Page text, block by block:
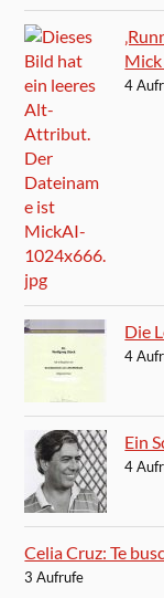
Mick
4
Die
4
Ein
4
Celia Cruz: Te
3 Aufrufe